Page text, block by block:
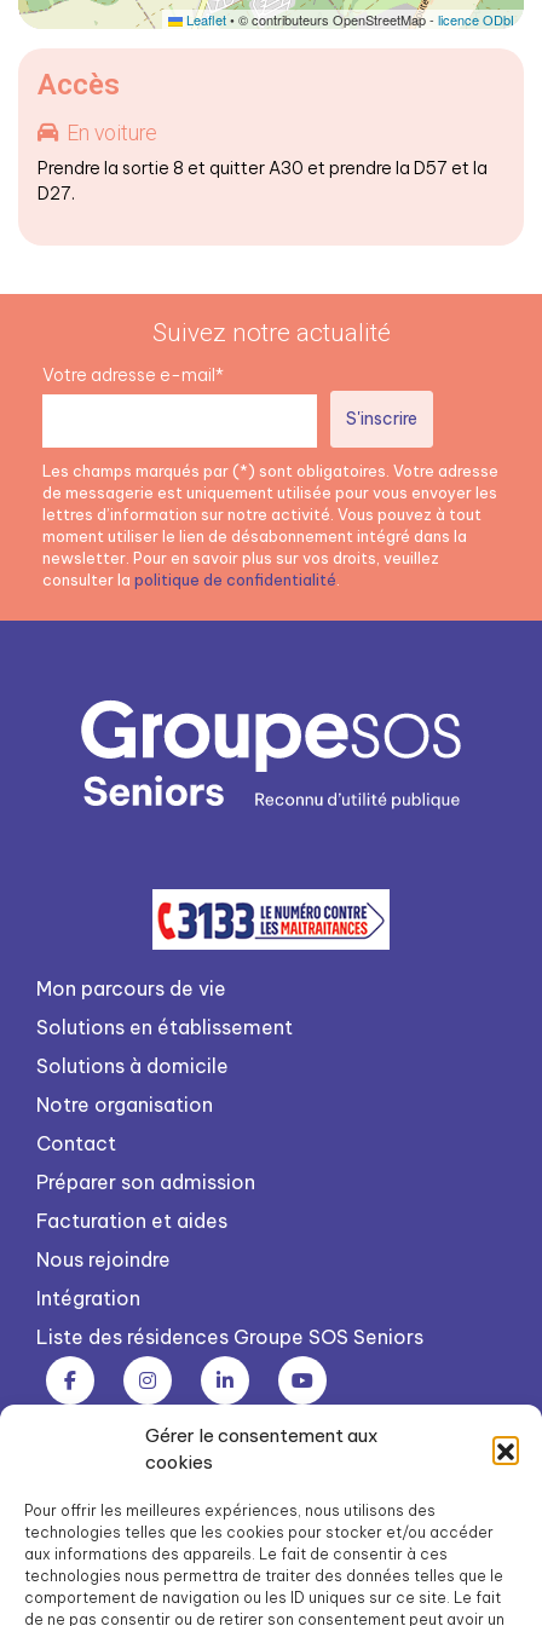
Gérer le consentement aux
cookies
Pour offrir les meilleures expériences, nous utilisons des
technologies telles que les cookies pour stocker et/ou accéder
aux informations des appareils. Le fait de consentir à ces
technologies nous permettra de traiter des données telles que le
comportement de navigation ou les ID uniques sur ce site. Le fait
de ne pas consentir ou de retirer son consentement peut avoir un
Leaflet• © contributeurs OpenStreetMap - licence ODbL
Accès
En voiture
Prendre la sortie 8 et quitter A30 et prendre la D57 et la
D27.
Suivez notre actualité
Votre adresse e-mail*
Les champs marqués par (*) sont obligatoires. Votre adresse
de messagerie est uniquement utilisée pour vous envoyer les
lettres d’information sur notre activité. Vous pouvez à tout
moment utiliser le lien de désabonnement intégré dans la
newsletter. Pour en savoir plus sur vos droits, veuillez
consulter la politique de confidentialité
Mon parcours de vie
Solutions en établissement
Solutions à domicile
Notre organisation
Contact
Préparer son admission
Facturation et aides
Nous rejoindre
Intégration
Liste des résidences Groupe SOS Seniors
Groupe SOS Seniors est une association du Groupe SOS
dg.seniors@groupe-sos.org